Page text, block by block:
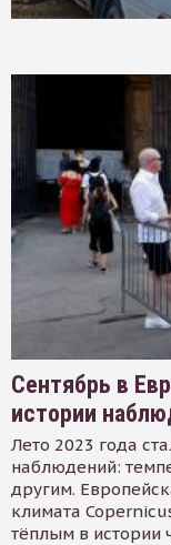
Сентябрь в
истории
Лето 2023 года
наблюдений:
другим.
климата
тёплым в истории